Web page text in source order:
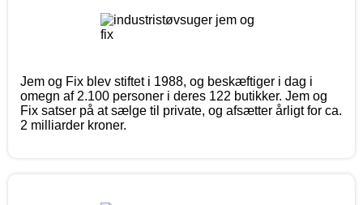
Jem og Fix blev stiftet i 1988, og beskæftiger i dag i
omegn af 2.100 personer i deres 122 butikker. Jem og
Fix satser på at sælge til private, og afsætter årligt for ca.
2 milliarder kroner.